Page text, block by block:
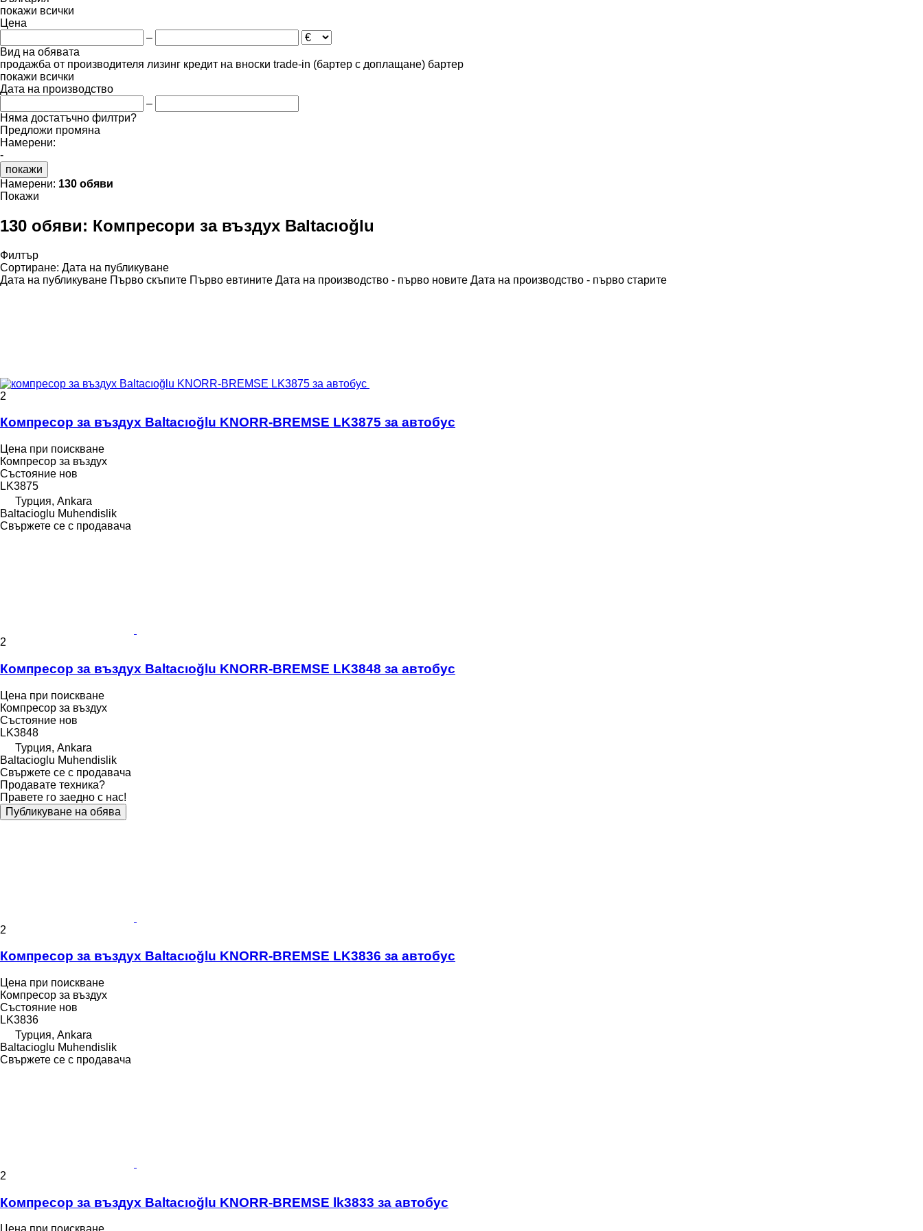
покажи всички
Цена
–
Вид на обявата
продажба от производителя лизинг кредит на вноски trade-in (бартер с доплащане) бартер
покажи всички
Дата на производство
–
Няма достатъчно филтри?
Предложи промяна
Намерени:
-
покажи
Намерени: 130 обяви
Покажи
130 обяви: Компресори за въздух Baltacıoğlu
Филтър
Сортиране: Дата на публикуване
Дата на публикуване Първо скъпите Първо евтините Дата на производство - първо новите Дата на производство - първо старите
2
Компресор за въздух Baltacıoğlu KNORR-BREMSE LK3875 за автобус
Цена при поискване
Компресор за въздух
Състояние нов
LK3875
Турция, Ankara
Baltacioglu Muhendislik
Свържете се с продавача
2
Компресор за въздух Baltacıoğlu KNORR-BREMSE LK3848 за автобус
Цена при поискване
Компресор за въздух
Състояние нов
LK3848
Турция, Ankara
Baltacioglu Muhendislik
Свържете се с продавача
Продавате техника?
Правете го заедно с нас!
Публикуване на обява
2
Компресор за въздух Baltacıoğlu KNORR-BREMSE LK3836 за автобус
Цена при поискване
Компресор за въздух
Състояние нов
LK3836
Турция, Ankara
Baltacioglu Muhendislik
Свържете се с продавача
2
Компресор за въздух Baltacıoğlu KNORR-BREMSE lk3833 за автобус